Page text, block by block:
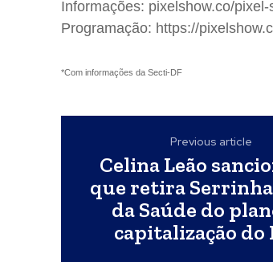
Informações: pixelshow.co/
Programação: https://
*Com informações da Secti-DF
Previous article
Celina Leão
que retira Serrinha
da Saúde do
capitalização do